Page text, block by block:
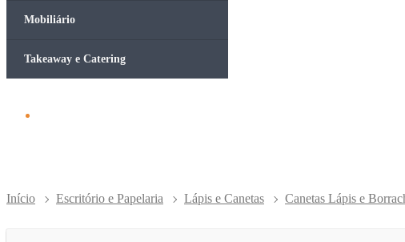
Mobiliário
Takeaway e Catering
Início Escritório e Papelaria Lápis e Canetas Canetas Lápis e